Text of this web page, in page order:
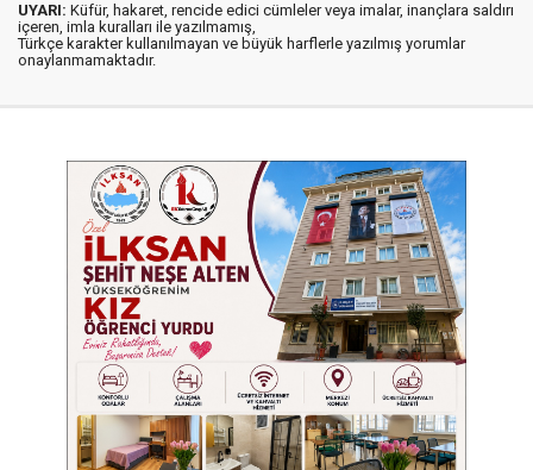
UYARI: Küfür, hakaret, rencide edici cümleler veya imalar, inançlara saldırı
içeren, imla kuralları ile yazılmamış,
Türkçe karakter kullanılmayan ve büyük harflerle yazılmış yorumlar
onaylanmamaktadır.